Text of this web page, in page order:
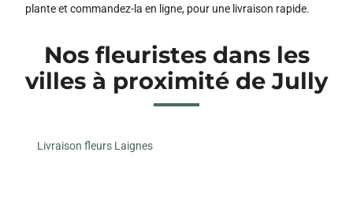
plante et commandez-la en ligne, pour une livraison rapide.
Nos fleuristes dans les
villes à proximité de Jully
Livraison fleurs Laignes